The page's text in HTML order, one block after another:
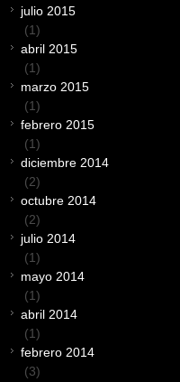
julio 2015
(1)
abril 2015
(1)
marzo 2015
(1)
febrero 2015
(1)
diciembre 2014
(2)
octubre 2014
(2)
julio 2014
(1)
mayo 2014
(1)
abril 2014
(1)
febrero 2014
(3)